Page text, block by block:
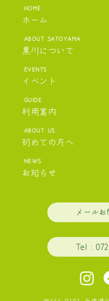
ホーム
黒川について
イベント
利用案内
初めての方へ
お知らせ
メール
Tel ：